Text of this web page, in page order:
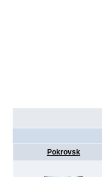
Pokrovsk